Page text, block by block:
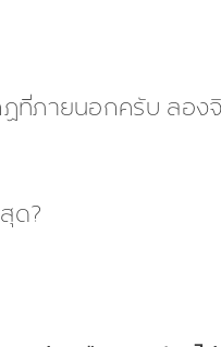
ายนอกครับ ลองจิ
ด?